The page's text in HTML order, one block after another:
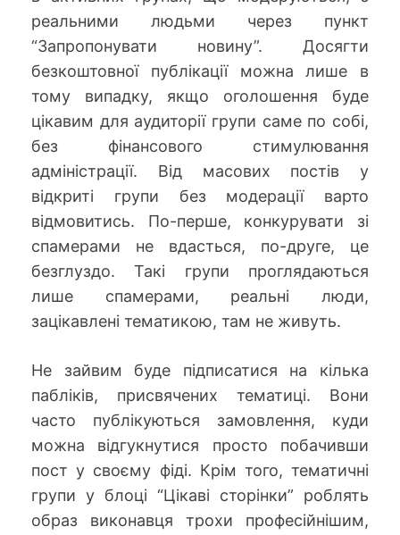
реальними людьми через пункт
“Запропонувати новину”. Досягти
безкоштовної публікації можна лише в
тому випадку, якщо оголошення буде
цікавим для аудиторії групи саме по собі,
без фінансового стимулювання
адміністрації. Від масових постів у
відкриті групи без модерації варто
відмовитись. По-перше, конкурувати зі
спамерами не вдасться, по-друге, це
безглуздо. Такі групи проглядаються
лише спамерами, реальні люди,
зацікавлені тематикою, там не живуть.
Не зайвим буде підписатися на кілька
пабліків, присвячених тематиці. Вони
часто публікуються замовлення, куди
можна відгукнутися просто побачивши
пост у своєму фіді. Крім того, тематичні
групи у блоці “Цікаві сторінки” роблять
образ виконавця трохи професійнішим,